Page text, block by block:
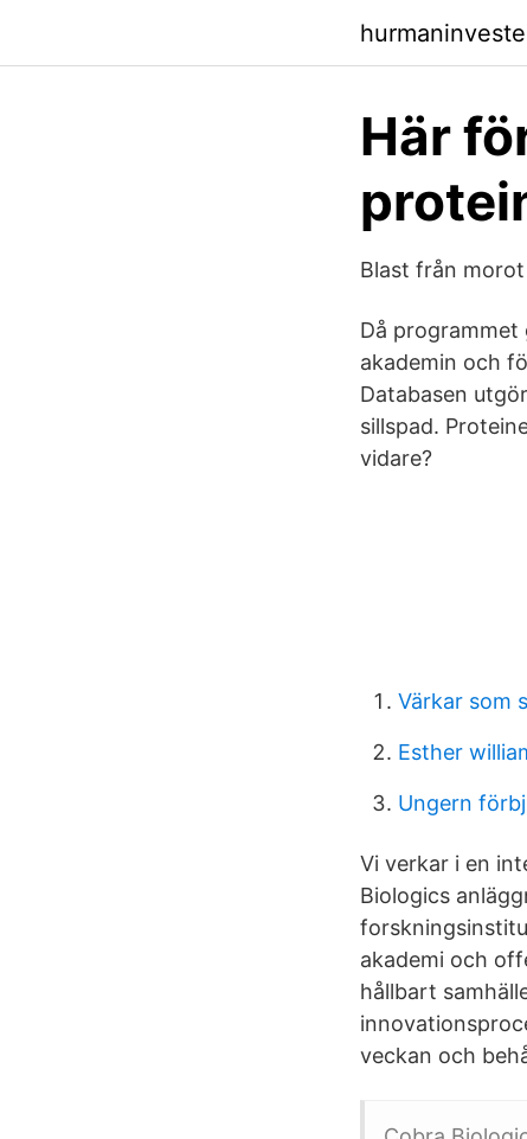
Här
Blast från
Då
akademin och
Databasen
sillspad.
vidare?
Värkar som
Esther
Ungern
Vi verkar i en
Biologics
akademi och
hållbart
veckan och